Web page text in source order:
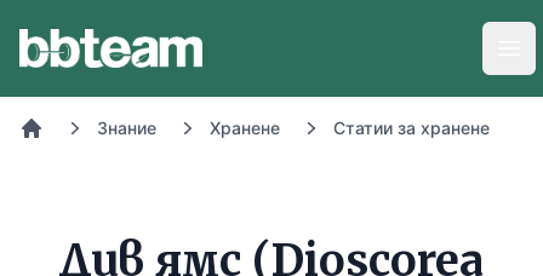
Знание Хранене Статии за хранене
Див ямс (Dioscorea